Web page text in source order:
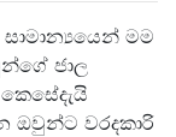
මම
ජාල
ඔවුන්ට වරදකාරි